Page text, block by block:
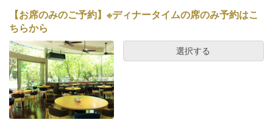
【お席のみのご予約】※ディナータイムの席のみ予約はこ
ちらから
選択する